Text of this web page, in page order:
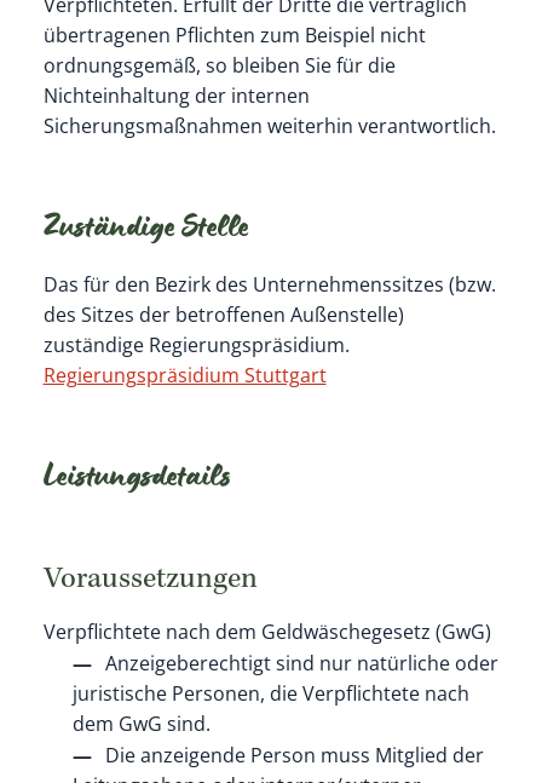
übertragenen Pflichten zum Beispiel nicht
ordnungsgemäß, so bleiben Sie für die
Nichteinhaltung der internen
Sicherungsmaßnahmen weiterhin verantwortlich.
Zuständige Stelle
Das für den Bezirk des Unternehmenssitzes (bzw.
des Sitzes der betroffenen Außenstelle)
zuständige Regierungspräsidium.
Regierungspräsidium Stuttgart
Leistungsdetails
Voraussetzungen
Verpflichtete nach dem Geldwäschegesetz (GwG)
Anzeigeberechtigt sind nur natürliche oder
juristische Personen, die Verpflichtete nach
dem GwG sind.
Die anzeigende Person muss Mitglied der